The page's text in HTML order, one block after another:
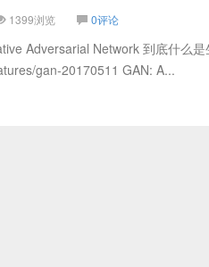
1399浏览 0评论
Adversarial Network 到底什么是
gan-20170511 GAN: A...